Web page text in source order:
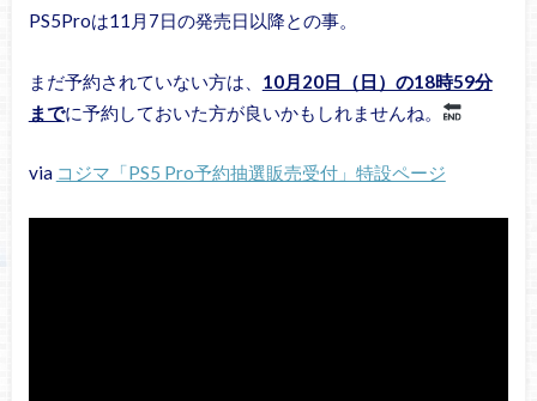
PS5Proは11月7日の発売日以降との事。
まだ予約されていない方は、 10月20日（日）の18時59分
までに予約しておいた方が良いかもしれませんね。
via コジマ「PS5 Pro予約抽選販売受付」特設ページ